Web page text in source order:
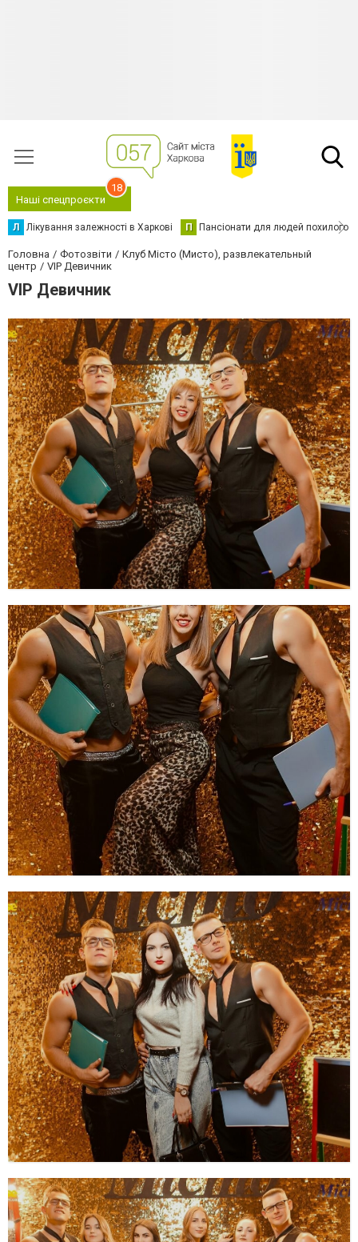
Наші спецпроєкти
18
Л Лікування залежності в Харкові П Пансіонати для людей похилого
Головна Фотозвіти
Клуб Місто (Мисто), развлекательный
центр
VIP Девичник
VIP Девичник